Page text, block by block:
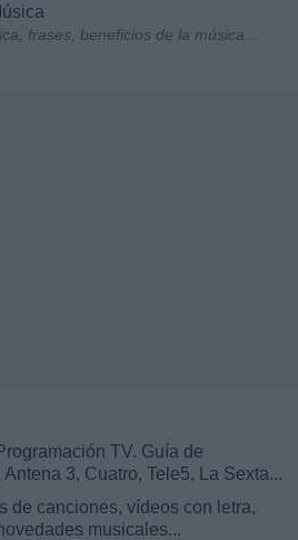
frases, beneficios de la música...
TV. Guía de
3, Cuatro, Tele5, La Sexta...
de canciones, vídeos con letra,
musicales...